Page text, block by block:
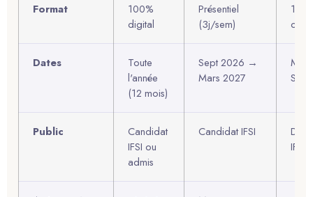
Format
100%
digital
Présentiel
(3j/sem)
Dates
Toute
l'année
(12 mois)
Sept 2026 →
Mars 2027
Mai
Public
Candidat
IFSI ou
admis
Candidat IFSI
IFSI